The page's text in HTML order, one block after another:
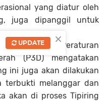
yang diatur oleh
juga dipanggil untuk
Penegak Peraturan
(P3D) mengatakan
ini juga akan dilakukan
terbukti melanggar dan
akan di proses Tipiring
×
UPDATE